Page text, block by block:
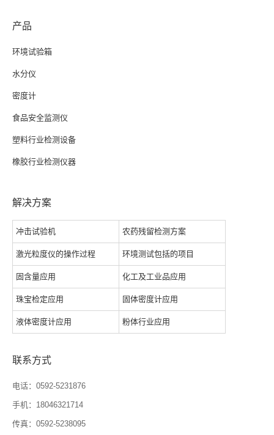
产品
环境试验箱
水分仪
密度计
食品安全监测仪
塑料行业检测设备
橡胶行业检测仪器
解决方案
冲击试验机 农药残留检测方案
激光粒度仪的操作过程 环境测试包括的项目
固含量应用 化工及工业品应用
珠宝检定应用 固体密度计应用
液体密度计应用 粉体行业应用
联系方式
电话：0592-5231876
手机：18046321714
传真：0592-5238095